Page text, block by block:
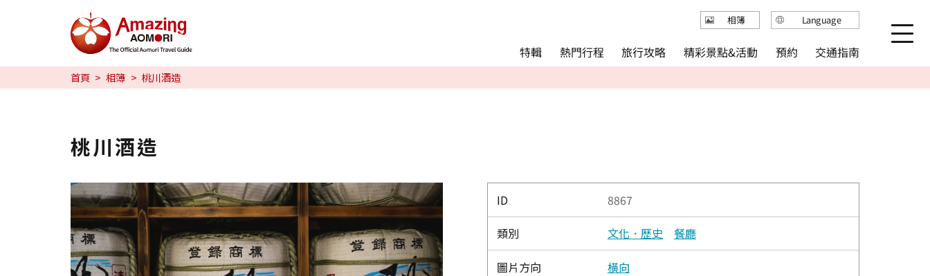
特輯
熱門行程
旅行攻略
精彩景點&活動
繁体中文
简体中文
한국어
首頁 相簿 桃川酒造
桃川酒造
ID 8867
類別 文化．歷史 餐廳
圖片方向 橫向
特輯 熱門行程 旅行攻略 精彩景點&活動 預約 交通指南
相簿 Language
English
简体中文